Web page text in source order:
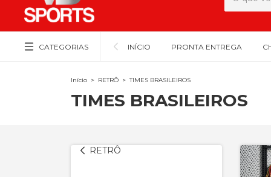
CATEGORIAS INÍCIO PRONTA ENTREGA
Início > RETRÔ > TIMES BRASILEIROS
TIMES BRASILEIROS
RETRÔ